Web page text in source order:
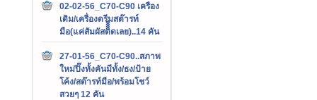
02-02-56_C70-C90 เครือง
เดิม/เครื่องดรีมสต๊ารท์
มือ(แค่สัมผัสติิิิดเลย)..14 คัน
27-01-56_C70-C90..สภาพ
ใหม่ปิ๊งทั้งคันมีทั้ง/ธง/ป้าย
โค้ง/สต๊ารท์มือ/พร้อมโชว์
สวยๆ 12 คัน